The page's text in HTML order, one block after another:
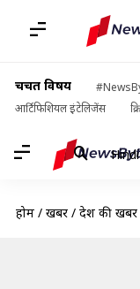
चर्चित विषय
आर्टिफिशियल इंटेलिजेंस
Hindi
होम / खबरें / देश की खबरें